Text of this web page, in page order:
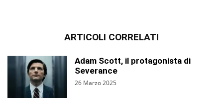
ARTICOLI CORRELATI
Adam Scott, il protagonista di
Severance
26 Marzo 2025